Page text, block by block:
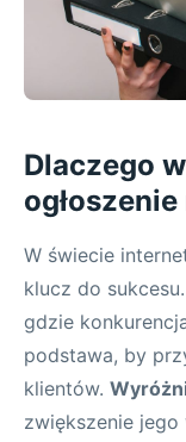
Dlaczego
W świecie
klucz do
gdzie
podstawa, by
klientów.
zwiększenie